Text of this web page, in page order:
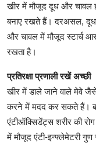
खीर में मौजूद दूध और चावल
बनाए रखते हैं। दरअसल, दूध
और चावल में मौजूद स्टार्च
रखता है।
प्रतिरक्षा प्रणाली रखें अच्छी
खीर में डाले जाने वाले मेवे
करने में मदद कर सकते हैं।
एंटीऑक्सिडेंट्स शरीर की
में मौजूद एंटी-इन्फ्लेमेटरी